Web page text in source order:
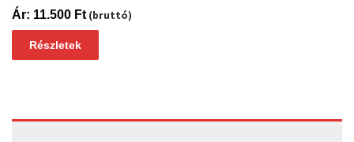
11.500 Ft (bruttó)
Részletek